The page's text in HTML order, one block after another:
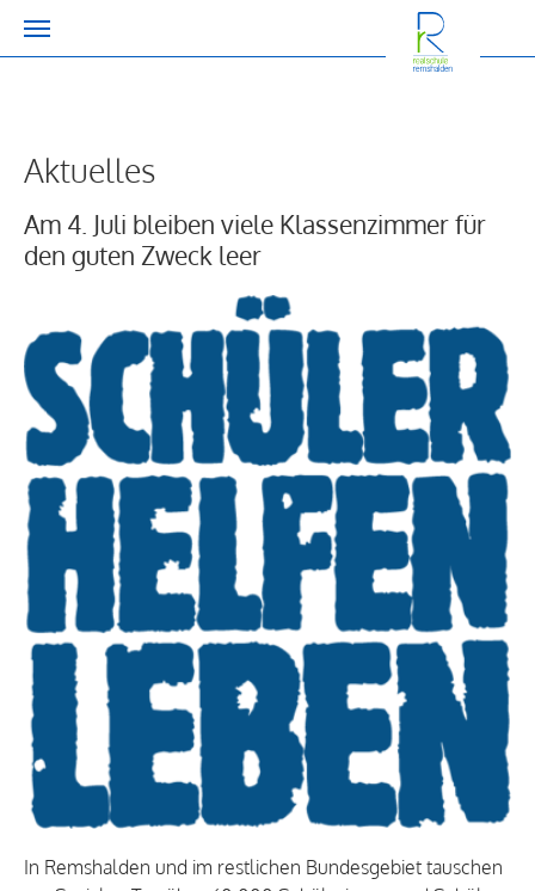
Aktuelles
Am 4. Juli bleiben viele Klassenzimmer für
den guten Zweck leer
In Remshalden und im restlichen Bundesgebiet tauschen